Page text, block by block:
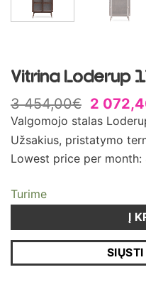
Vitrina Loderup
3 454,00€ 2
Valgomojo stalas
Užsakius, pristatymo
Lowest price per month:
Turime
Į